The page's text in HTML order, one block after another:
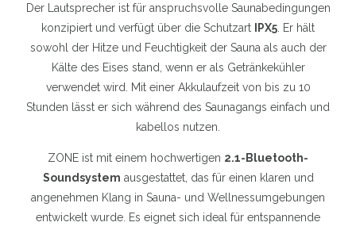
Der Lautsprecher ist für anspruchsvolle Saunabedingungen
konzipiert und verfügt über die Schutzart
IPX5 . Er hält
sowohl der Hitze und Feuchtigkeit der Sauna als auch der
Kälte des Eises stand, wenn er als Getränkekühler
verwendet wird. Mit einer Akkulaufzeit von bis zu 10
Stunden lässt er sich während des Saunagangs einfach und
kabellos nutzen.
ZONE ist mit einem hochwertigen 2.1-Bluetooth-
Soundsystem ausgestattet, das für einen klaren und
angenehmen Klang in Sauna- und Wellnessumgebungen
entwickelt wurde. Es eignet sich ideal für entspannende